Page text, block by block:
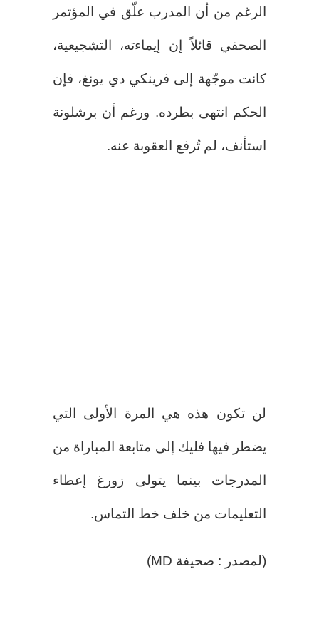
الرغم من أن المدرب علّق في المؤتمر
الصحفي قائلاً إن إيماءته، التشجيعية،
كانت موجّهة إلى فرينكي دي يونغ، فإن
الحكم انتهى بطرده. ورغم أن برشلونة
استأنف، لم تُرفع العقوبة عنه.
لن تكون هذه هي المرة الأولى التي
يضطر فيها فليك إلى متابعة المباراة من
المدرجات بينما يتولى زورغ إعطاء
التعليمات من خلف خط التماس.
(لمصدر : صحيفة MD)